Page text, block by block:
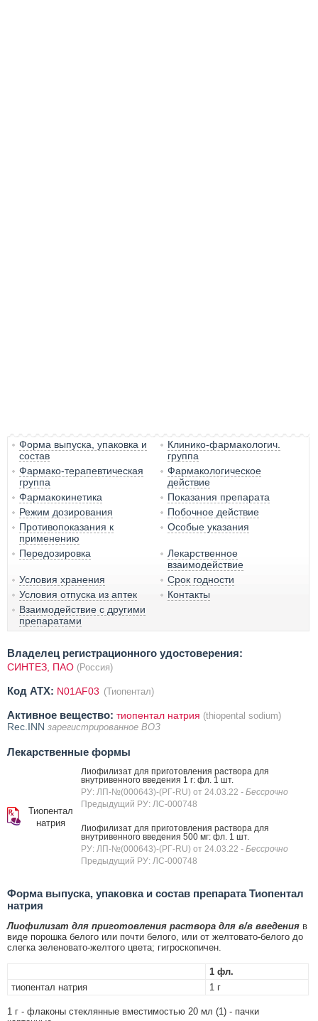
Форма выпуска, упаковка и
состав
Клинико-фармакологич.
группа
Фармако-терапевтическая
группа
Фармакологическое
действие
Фармакокинетика
Показания препарата
Режим дозирования
Побочное действие
Противопоказания к
применению
Особые указания
Передозировка
Лекарственное
взаимодействие
Условия хранения
Срок годности
Условия отпуска из аптек
Контакты
Взаимодействие с другими
препаратами
Владелец регистрационного удостоверения:
СИНТЕЗ, ПАО (Россия)
Код ATX: N01AF03 (Тиопентал)
Активное вещество: тиопентал натрия (thiopental sodium)
Rec.INN зарегистрированное ВОЗ
Лекарственные формы
Тиопентал
натрия
Лиофилизат для приготовления раствора для
внутривенного введения 1 г: фл. 1 шт.
РУ: ЛП-№(000643)-(РГ-RU) от 24.03.22 - Бессрочно
Предыдущий РУ: ЛС-000748
Лиофилизат для приготовления раствора для
внутривенного введения 500 мг: фл. 1 шт.
РУ: ЛП-№(000643)-(РГ-RU) от 24.03.22 - Бессрочно
Предыдущий РУ: ЛС-000748
Форма выпуска, упаковка и состав препарата Тиопентал
натрия
Лиофилизат для приготовления раствора для в/в введения в
виде порошка белого или почти белого, или от желтовато-белого до
слегка зеленовато-желтого цвета; гигроскопичен.
1 фл.
тиопентал натрия
1 г
1 г - флаконы стеклянные вместимостью 20 мл (1) - пачки